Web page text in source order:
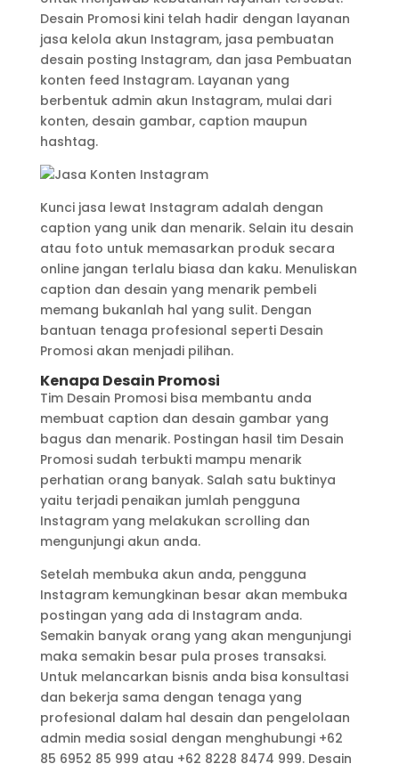
Desain Promosi kini telah hadir dengan layanan
jasa kelola akun Instagram, jasa pembuatan
desain posting Instagram, dan jasa Pembuatan
konten feed Instagram. Layanan yang
berbentuk admin akun Instagram, mulai dari
konten, desain gambar, caption maupun
hashtag.
Kunci jasa lewat Instagram adalah dengan
caption yang unik dan menarik. Selain itu desain
atau foto untuk memasarkan produk secara
online jangan terlalu biasa dan kaku. Menuliskan
caption dan desain yang menarik pembeli
memang bukanlah hal yang sulit. Dengan
bantuan tenaga profesional seperti Desain
Promosi akan menjadi pilihan.
Kenapa Desain Promosi
Tim Desain Promosi bisa membantu anda
membuat caption dan desain gambar yang
bagus dan menarik. Postingan hasil tim Desain
Promosi sudah terbukti mampu menarik
perhatian orang banyak. Salah satu buktinya
yaitu terjadi penaikan jumlah pengguna
Instagram yang melakukan scrolling dan
mengunjungi akun anda.
Setelah membuka akun anda, pengguna
Instagram kemungkinan besar akan membuka
postingan yang ada di Instagram anda.
Semakin banyak orang yang akan mengunjungi
maka semakin besar pula proses transaksi.
Untuk melancarkan bisnis anda bisa konsultasi
dan bekerja sama dengan tenaga yang
profesional dalam hal desain dan pengelolaan
admin media sosial dengan menghubungi +62
85 6952 85 999 atau +62 8228 8474 999. Desain